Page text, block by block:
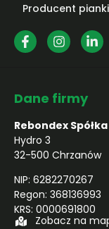
Producent
Dane firmy
Rebondex
Hydro 3
32-500 Chrzanów
NIP: 6282270267
Regon: 368136993
KRS: 0000691800
Zobacz na